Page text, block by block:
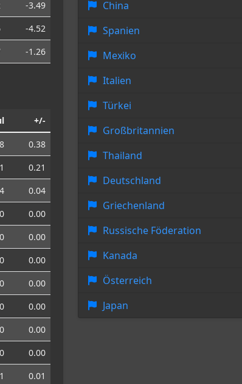
-3.49
-4.52
-1.26
+/-
0.38
0.21
0.04
0.00
0.00
0.00
0.00
0.00
0.00
0.00
0.01
China
Spanien
Mexiko
Italien
Türkei
Großbritannien
Thailand
Deutschland
Griechenland
Russische Föderation
Kanada
Österreich
Japan